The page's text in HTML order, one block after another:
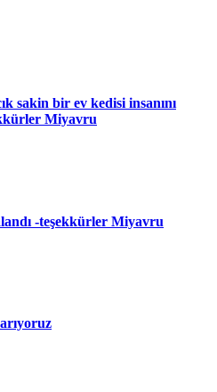
sakin bir ev kedisi insanını
Miyavru
-teşekkürler Miyavru